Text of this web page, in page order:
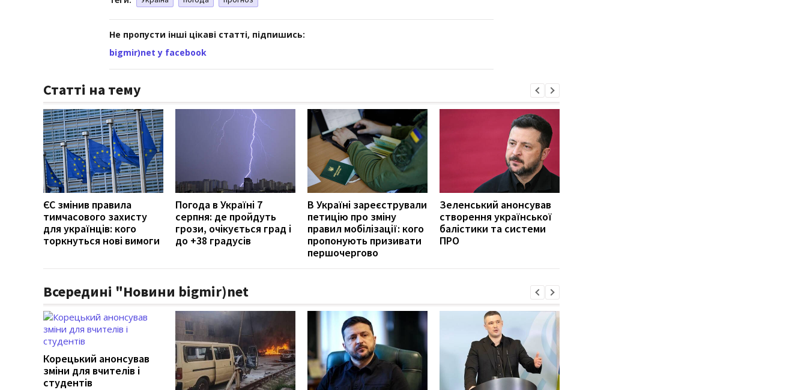
Не пропусти інші цікаві статті, підпишись:
bigmir)net у facebook
Статті на тему
ЄС змінив правила
тимчасового захисту
для українців: кого
торкнуться нові вимоги
Погода в Україні 7
серпня: де пройдуть
грози, очікується град і
до +38 градусів
В Україні зареєстрували
петицію про зміну
правил мобілізації: кого
пропонують призивати
першочергово
Зеленський анонсував
створення української
балістики та системи
ПРО
Всередині "Новини bigmir)net
Корецький анонсував
зміни для вчителів і
студентів